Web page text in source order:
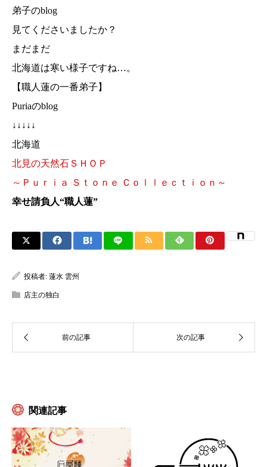
弟子のblog
見てくださいましたか？
まだまだ
北海道は寒い様子ですね…。
【職人蓮の一番弟子】
Puriaのblog
↓↓↓↓↓
北海道
北見の天然石ＳＨＯＰ
～Ｐｕｒｉａ Ｓｔｏｎｅ Ｃｏｌｌｅｃｔｉｏｎ～
幸せ請負人“職人蓮”
投稿者: 蓮水 雲州
店主の独白
関連記事